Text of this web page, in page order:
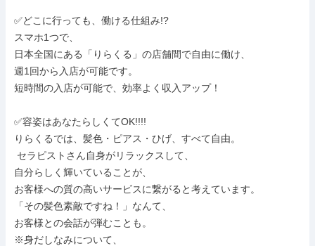
✅どこに行っても、働ける仕組み!?
スマホ1つで、
日本全国にある「りらくる」の店舗間で自由に働け、
週1回から入店が可能です。
短時間の入店が可能で、効率よく収入アップ！
✅容姿はあなたらしくてOK!!!!
りらくるでは、髪色・ピアス・ひげ、すべて自由。
自分らしく輝いていることが、
お客様への質の高いサービスに繋がると考えています。
「その髪色素敵ですね！」なんて、
お客様との会話が弾むことも。
※身だしなみについて、